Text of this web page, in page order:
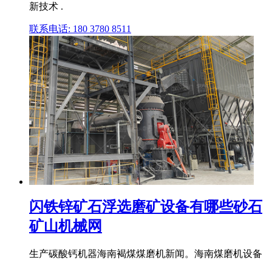
新技术 .
联系电话: 180 3780 8511
闪铁锌矿石浮选磨矿设备有哪些砂石
矿山机械网
生产碳酸钙机器海南褐煤煤磨机新闻。海南煤磨机设备